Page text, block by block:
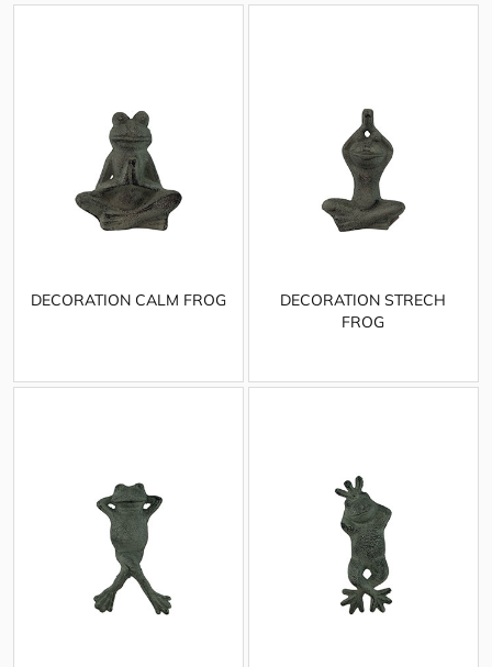
DECORATION CALM FROG
DECORATION STRECH
FROG